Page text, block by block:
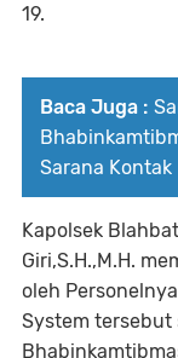
19.
Baca Juga :
Sarana Kontak
Kapolsek
Giri,S.H.,M.H.
oleh
System tersebut